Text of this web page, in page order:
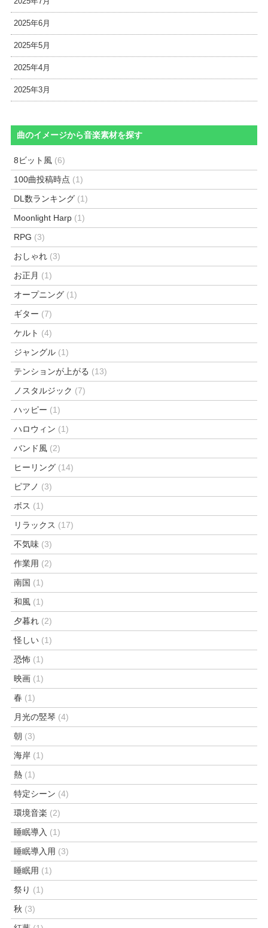
2025年6月
2025年5月
2025年4月
2025年3月
曲のイメージから音楽素材を探す
8ビット風 (6)
100曲投稿時点 (1)
DL数ランキング (1)
Moonlight Harp (1)
RPG (3)
おしゃれ (3)
お正月 (1)
オープニング (1)
ギター (7)
ケルト (4)
ジャングル (1)
テンションが上がる (13)
ノスタルジック (7)
ハッピー (1)
ハロウィン (1)
バンド風 (2)
ヒーリング (14)
ピアノ (3)
ボス (1)
リラックス (17)
不気味 (3)
作業用 (2)
南国 (1)
和風 (1)
夕暮れ (2)
怪しい (1)
恐怖 (1)
映画 (1)
春 (1)
月光の竪琴 (4)
朝 (3)
海岸 (1)
熱 (1)
特定シーン (4)
環境音楽 (2)
睡眠導入 (1)
睡眠導入用 (3)
睡眠用 (1)
祭り (1)
秋 (3)